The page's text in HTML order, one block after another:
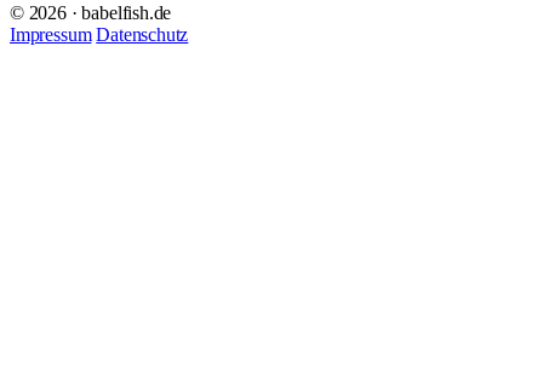
© 2026 · babelfish.de
Impressum Datenschutz